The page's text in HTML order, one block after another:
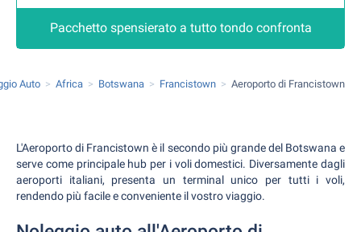
Pacchetto spensierato a tutto tondo confronta
Auto Africa Botswana Francistown Aeroporto di Francistown
L'Aeroporto di Francistown è il secondo più grande del Botswana e
serve come principale hub per i voli domestici. Diversamente dagli
aeroporti italiani, presenta un terminal unico per tutti i voli,
rendendo più facile e conveniente il vostro viaggio.